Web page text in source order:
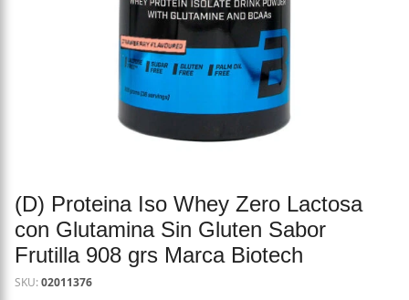
(D) Proteina Iso Whey Zero Lactosa
con Glutamina Sin Gluten Sabor
Frutilla 908 grs Marca Biotech
SKU:02011376